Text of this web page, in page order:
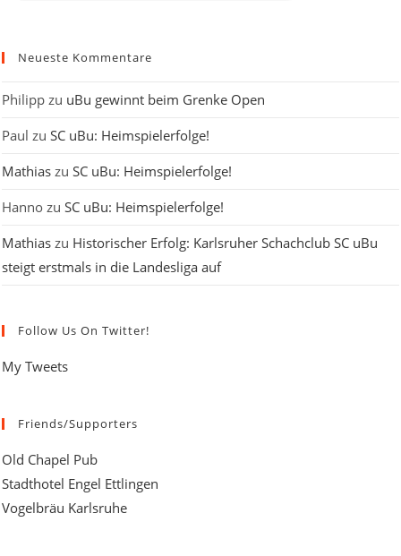
Neueste Kommentare
Philipp zu uBu gewinnt beim Grenke Open
Paul zu SC uBu: Heimspielerfolge!
Mathias zu SC uBu: Heimspielerfolge!
Hanno zu SC uBu: Heimspielerfolge!
Mathias zu Historischer Erfolg: Karlsruher Schachclub SC uBu
steigt erstmals in die Landesliga auf
Follow Us On Twitter!
My Tweets
Friends/Supporters
Old Chapel Pub
Stadthotel Engel Ettlingen
Vogelbräu Karlsruhe